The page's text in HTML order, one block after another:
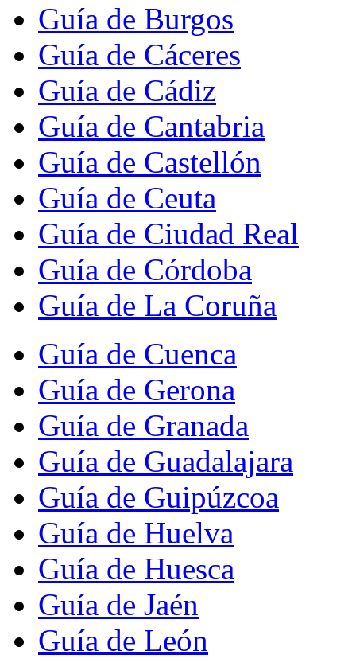
Guía de Burgos
Guía de Cáceres
Guía de Cádiz
Guía de Cantabria
Guía de Castellón
Guía de Ceuta
Guía de Ciudad Real
Guía de Córdoba
Guía de La Coruña
Guía de Cuenca
Guía de Gerona
Guía de Granada
Guía de Guadalajara
Guía de Guipúzcoa
Guía de Huelva
Guía de Huesca
Guía de Jaén
Guía de León